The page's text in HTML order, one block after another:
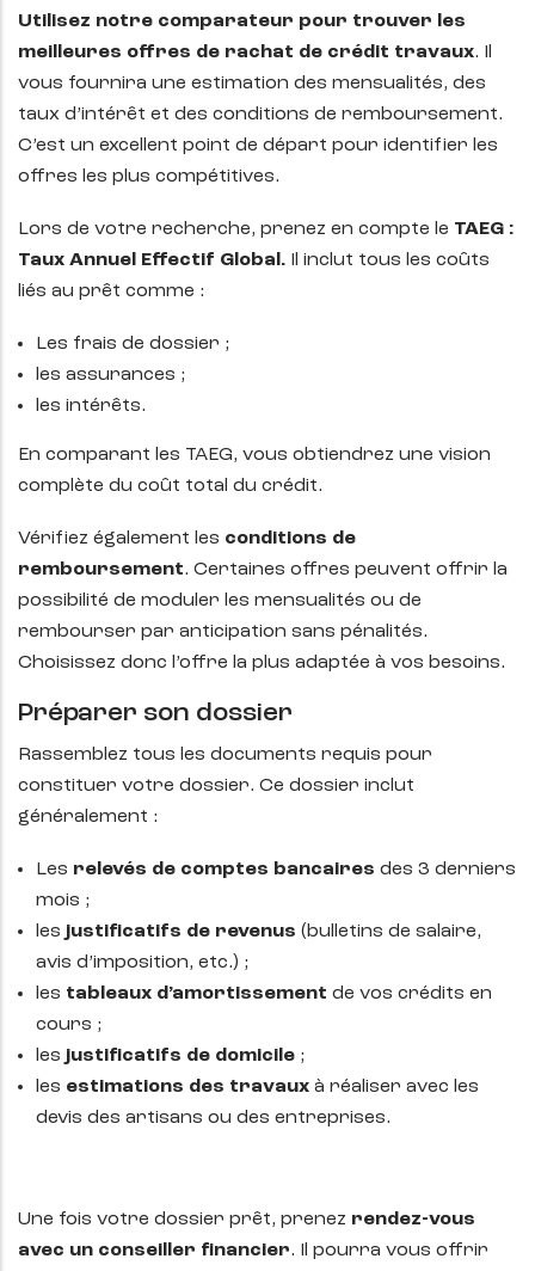
Utilisez notre comparateur pour trouver les
meilleures offres de rachat de crédit travaux. Il
vous fournira une estimation des mensualités, des
taux d’intérêt et des conditions de remboursement.
C’est un excellent point de départ pour identifier les
offres les plus compétitives.
Lors de votre recherche, prenez en compte le TAEG :
Taux Annuel Effectif Global. Il inclut tous les coûts
liés au prêt comme :
Les frais de dossier ;
les assurances ;
les intérêts.
En comparant les TAEG, vous obtiendrez une vision
complète du coût total du crédit.
Vérifiez également les conditions de
remboursement. Certaines offres peuvent offrir la
possibilité de moduler les mensualités ou de
rembourser par anticipation sans pénalités.
Choisissez donc l’offre la plus adaptée à vos besoins.
Préparer son dossier
Rassemblez tous les documents requis pour
constituer votre dossier. Ce dossier inclut
généralement :
Les relevés de comptes bancaires des 3 derniers
mois ;
les justificatifs de revenus (bulletins de salaire,
avis d’imposition, etc.) ;
les tableaux d’amortissement de vos crédits en
cours ;
les justificatifs de domicile ;
les estimations des travaux à réaliser avec les
devis des artisans ou des entreprises.
Une fois votre dossier prêt, prenez rendez-vous
avec un conseiller financier. Il pourra vous offrir